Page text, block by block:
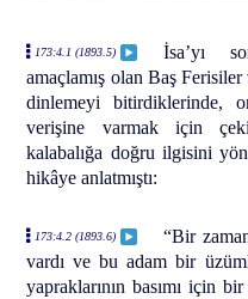
173:4.1 (1893.5)
İsa’yı
amaçlamış olan Baş
dinlemeyi bitirdiklerinde,
verişine varmak için
kalabalığa doğru ilgisini
hikâye anlatmıştı:
173:4.2 (1893.6)
“Bir
vardı ve bu adam bir
yapraklarının basımı için